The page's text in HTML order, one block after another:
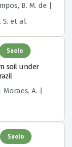
B. M. de |
et al.
Suelo
soil under
Moraes, A. |
Suelo